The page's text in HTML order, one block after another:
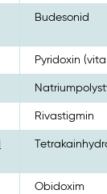
Budesonid
Pyridoxin
Rivastigmin
Obidoxim